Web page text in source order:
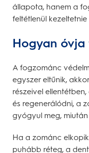
állapota, hanem a
feltétlenül
Hogyan
A fogzománc
egyszer eltűnik,
részeivel
és regenerálódni, a
gyógyul meg, miután
Ha a zománc
puhább réteg, a